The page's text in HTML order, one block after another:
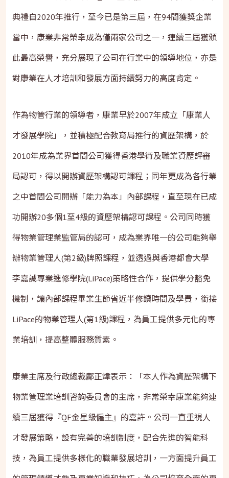
典禮自2020年推行，至今已是第三屆，在94間獲獎企業
當中，康業非常榮幸成為僅兩家公司之一，連續三屆獲頒
此最高榮譽，充分展現了公司在行業中的領導地位，亦是
對康業在人才培訓和發展方面持續努力的高度肯定。
作為物管行業的領導者，康業早於2007年成立「康業人
才發展學院」，並積極配合教育局推行的資歷架構，於
2010年成為業界首間公司獲得香港學術及職業資歷評審
局認可，得以開辦資歷架構認可課程；同年更成為各行業
之中首間公司開辦「能力為本」內部課程，直至現在已成
功開辦20多個1至4級的資歷架構認可課程。公司同時獲
得物業管理業監管局的認可，成為業界唯一的公司能夠舉
辦物業管理人(第2級)牌照課程，並透過與香港都會大學
李嘉誠專業進修學院(LiPace)策略性合作，提供學分豁免
機制，讓內部課程畢業生節省近半修讀時間及學費，銜接
LiPace的物業管理人(第1級)課程，為員工提供多元化的專
業培訓，提高整體服務質素。
康業主席及行政總裁鄺正煒表示：「本人作為資歷架構下
物業管理業培訓咨詢委員會的主席，非常榮幸康業能夠連
續三屆獲得『QF金星級僱主』的嘉許。公司一直重視人
才發展策略，設有完善的培訓制度，配合先進的智能科
技，為員工提供多樣化的職業發展培訓，一方面提升員工